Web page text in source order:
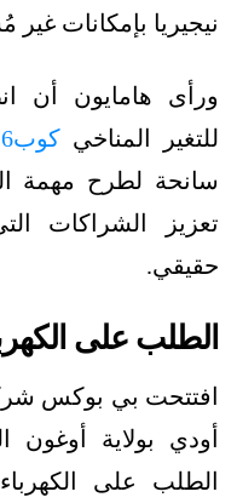
نيجيريا بإمكانات غير
ورأى هامايون أن
للتغير المناخي كوب26
سانحة لطرح مهمة
تعزيز الشراكات
حقيقي.
الطلب على
افتتحت بي بوكس
أودي بولاية أوغون
الطلب على